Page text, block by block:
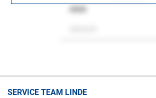
SERVICE TEAM LINDE